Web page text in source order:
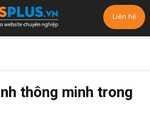
Liên hệ
thông minh trong